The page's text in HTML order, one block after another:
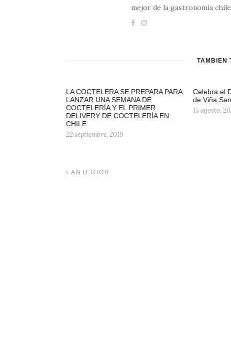
mejor de la gastronomía
TAMBIÉN
LA COCTELERA SE PREPARA PARA
LANZAR UNA SEMANA DE
COCTELERÍA Y EL PRIMER
DELIVERY DE COCTELERÍA EN
CHILE
22 septiembre, 2019
Celebra el
de Viña
15 agosto,
ANTERIOR